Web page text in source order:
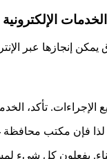
الخدمات